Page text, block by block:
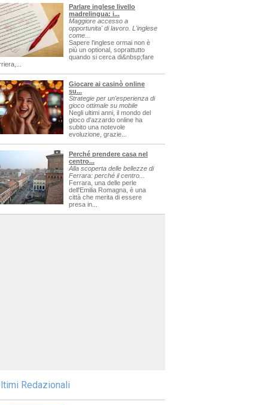
Parlare inglese livello
madrelingua: i...
Maggiore accesso a
opportunita' di lavoro. L'inglese
come...
Sapere l'inglese ormai non è
più un optional, soprattutto
quando si cerca di&nbsp;fare
Giocare ai casinò online
su...
Strategie per un'esperienza di
gioco ottimale su mobile
Negli ultimi anni, il mondo del
gioco d'azzardo online ha
subito una notevole
evoluzione, grazie...
Perché prendere casa nel
centro...
Alla scoperta delle bellezze di
Ferrara: perché il centro...
Ferrara, una delle perle
dell'Emilia Romagna, è una
città che merita di essere
presa in...
Redazionali